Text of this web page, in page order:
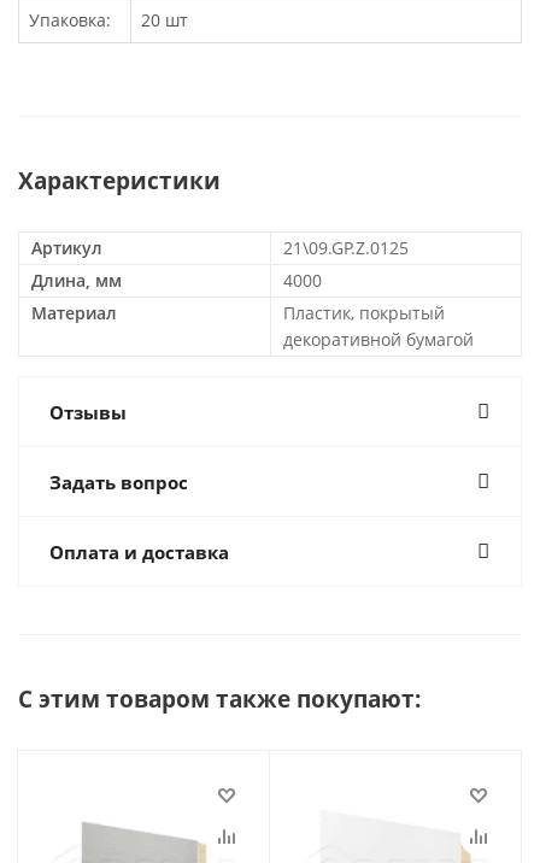
Упаковка:
20 шт
Характеристики
Артикул
21\09.GP.Z.0125
Длина, мм
4000
Материал
Пластик, покрытый
декоративной бумагой
Отзывы
Задать вопрос
Оплата и доставка
С этим товаром также покупают: